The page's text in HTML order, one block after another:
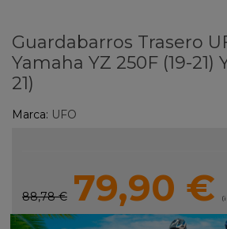
Guardabarros Trasero
Yamaha YZ 250F (19-21)
21)
Marca: UFO
88,78 € 79,90 €